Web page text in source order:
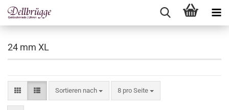
24 mm XL
Sortieren nach
Sortieren nach 8 pro Seite
pro Seite